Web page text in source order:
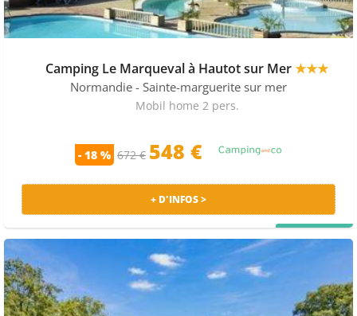
Camping Le Marqueval à Hautot sur Mer★★★
Normandie - Sainte-marguerite sur mer
Mobil home 2 pers.
- 18 % 672 € 548 €
+ D'INFOS >